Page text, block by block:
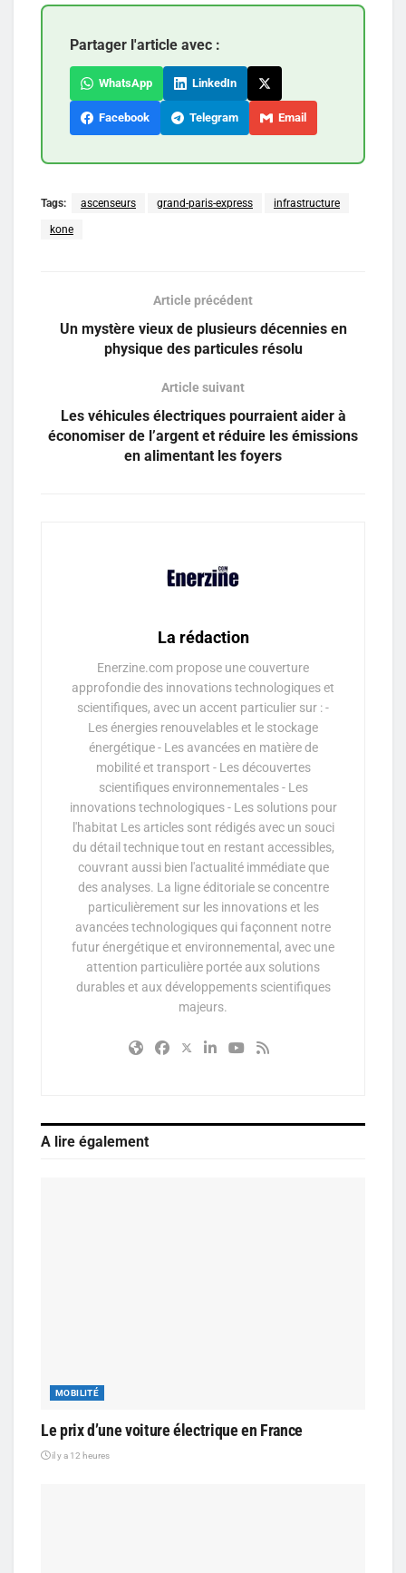
Partager l'article avec :
WhatsApp LinkedIn
Facebook Telegram Email
Tags: ascenseurs grand-paris-express infrastructure
kone
Article précédent
Un mystère vieux de plusieurs décennies en
physique des particules résolu
Article suivant
Les véhicules électriques pourraient aider à
économiser de l’argent et réduire les émissions
en alimentant les foyers
La rédaction
Enerzine.com propose une couverture
approfondie des innovations technologiques et
scientifiques, avec un accent particulier sur : -
Les énergies renouvelables et le stockage
énergétique - Les avancées en matière de
mobilité et transport - Les découvertes
scientifiques environnementales - Les
innovations technologiques - Les solutions pour
l'habitat Les articles sont rédigés avec un souci
du détail technique tout en restant accessibles,
couvrant aussi bien l'actualité immédiate que
des analyses. La ligne éditoriale se concentre
particulièrement sur les innovations et les
avancées technologiques qui façonnent notre
futur énergétique et environnemental, avec une
attention particulière portée aux solutions
durables et aux développements scientifiques
majeurs.
A lire également
MOBILITÉ
Le prix d’une voiture électrique en France
il y a 12 heures